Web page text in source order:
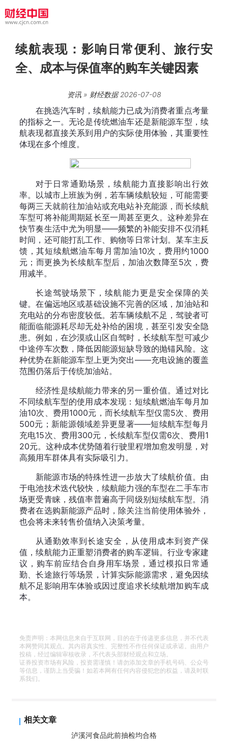
续航表现：影响日常便利、旅行安
全、成本与保值率的购车关键因素
资讯» 财经数据2026-07-08
在挑选汽车时，续航能力已成为消费者重点考量
的指标之一。无论是传统燃油车还是新能源车型，续
航表现都直接关系到用户的实际使用体验，其重要性
体现在多个维度。
对于日常通勤场景，续航能力直接影响出行效
率。以城市上班族为例，若车辆续航较短，可能需要
每两三天就前往加油站或充电站补充能源，而长续航
车型可将补能周期延长至一周甚至更久。这种差异在
快节奏生活中尤为明显——频繁的补能安排不仅消耗
时间，还可能打乱工作、购物等日常计划。某车主反
馈，其短续航燃油车每月需加油10次，费用约1000
元；而更换为长续航车型后，加油次数降至5次，费
用减半。
长途驾驶场景下，续航能力更是安全保障的关
键。在偏远地区或基础设施不完善的区域，加油站和
充电站的分布密度较低。若车辆续航不足，驾驶者可
能面临能源耗尽却无处补给的困境，甚至引发安全隐
患。例如，在沙漠或山区自驾时，长续航车型可减少
中途停车次数，降低因能源短缺导致的抛锚风险。这
种优势在新能源车型上更为突出——充电设施的覆盖
范围仍落后于传统加油站。
经济性是续航能力带来的另一重价值。通过对比
不同续航车型的使用成本发现：短续航燃油车每月加
油10次、费用1000元，而长续航车型仅需5次、费用
500元；新能源领域差异更显著——短续航车型每月
充电15次、费用300元，长续航车型仅需6次、费用1
20元。这种成本优势随着行驶里程增加愈发明显，对
高频用车群体具有实际吸引力。
新能源市场的特殊性进一步放大了续航价值。由
于电池技术迭代较快，续航能力强的车型在二手车市
场更受青睐，残值率普遍高于同级别短续航车型。消
费者在选购新能源产品时，除关注当前使用体验外，
也会将未来转售价值纳入决策考量。
从通勤效率到长途安全，从使用成本到资产保
值，续航能力正重塑消费者的购车逻辑。行业专家建
议，购车前应结合自身用车场景，通过模拟日常通
勤、长途旅行等场景，计算实际能源需求，避免因续
航不足影响用车体验或因过度追求长续航增加购车成
本。
免责声明：本网信息来自于互联网，目的在于传递更多信息，并不代表
本网赞同其观点。其内容真实性、完整性不作任何保证或承诺。由用户
投稿，经过编辑审核收录，不代表头部财经观点和立场。
证券投资市场有风险，投资需谨慎！请勿添加文章的手机号码、公众号
等信息，谨防上当受骗！如若本网有任何内容侵犯您的权益，请及时联
系我们。
相关文章
泸溪河食品此前抽检均合格